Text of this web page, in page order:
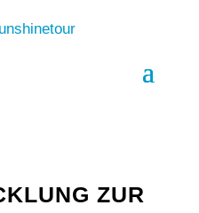
ZUR